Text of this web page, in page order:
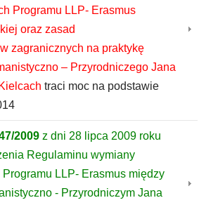
Programu LLP- Erasmus
oraz zasad
zagranicznych na praktykę
– Przyrodniczego Jana
traci moc na podstawie
2009 z dni 28 lipca 2009 roku
Regulaminu wymiany
LLP- Erasmus między
- Przyrodniczym Jana